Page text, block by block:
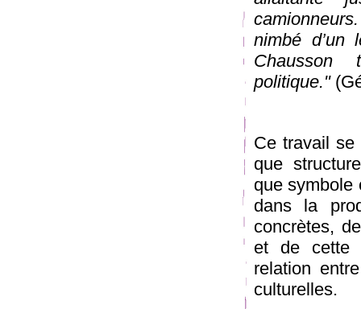
nimbé d’un
Chausson
politique."
Ce travail se
que
que symbole
dans la
concrètes,
et de cette
relation
culturelles.